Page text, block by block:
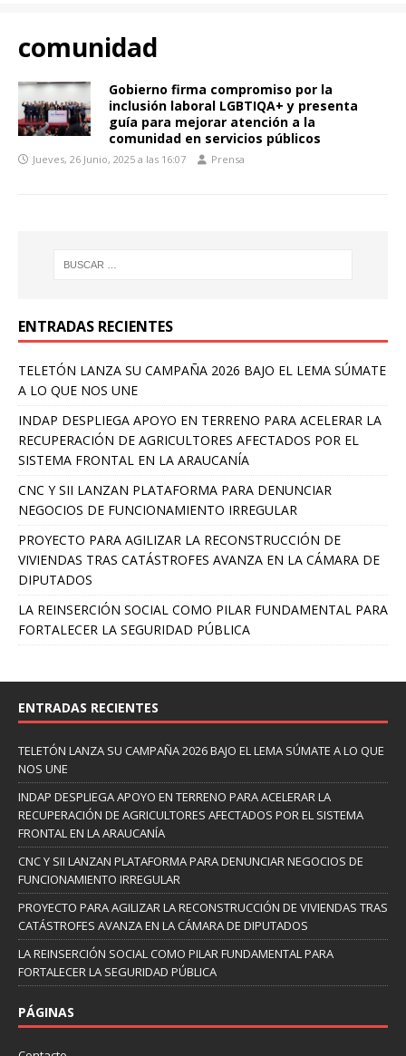
comunidad
Gobierno firma compromiso por la
inclusión laboral LGBTIQA+ y presenta
guía para mejorar atención a la
comunidad en servicios públicos
Jueves, 26 Junio, 2025 a las 16:07 Prensa
ENTRADAS RECIENTES
TELETÓN LANZA SU CAMPAÑA 2026 BAJO EL LEMA SÚMATE
A LO QUE NOS UNE
INDAP DESPLIEGA APOYO EN TERRENO PARA ACELERAR LA
RECUPERACIÓN DE AGRICULTORES AFECTADOS POR EL
SISTEMA FRONTAL EN LA ARAUCANÍA
CNC Y SII LANZAN PLATAFORMA PARA DENUNCIAR
NEGOCIOS DE FUNCIONAMIENTO IRREGULAR
PROYECTO PARA AGILIZAR LA RECONSTRUCCIÓN DE
VIVIENDAS TRAS CATÁSTROFES AVANZA EN LA CÁMARA DE
DIPUTADOS
LA REINSERCIÓN SOCIAL COMO PILAR FUNDAMENTAL PARA
FORTALECER LA SEGURIDAD PÚBLICA
ENTRADAS RECIENTES
TELETÓN LANZA SU CAMPAÑA 2026 BAJO EL LEMA SÚMATE A LO QUE
NOS UNE
INDAP DESPLIEGA APOYO EN TERRENO PARA ACELERAR LA
RECUPERACIÓN DE AGRICULTORES AFECTADOS POR EL SISTEMA
FRONTAL EN LA ARAUCANÍA
CNC Y SII LANZAN PLATAFORMA PARA DENUNCIAR NEGOCIOS DE
FUNCIONAMIENTO IRREGULAR
PROYECTO PARA AGILIZAR LA RECONSTRUCCIÓN DE VIVIENDAS TRAS
CATÁSTROFES AVANZA EN LA CÁMARA DE DIPUTADOS
LA REINSERCIÓN SOCIAL COMO PILAR FUNDAMENTAL PARA
FORTALECER LA SEGURIDAD PÚBLICA
PÁGINAS